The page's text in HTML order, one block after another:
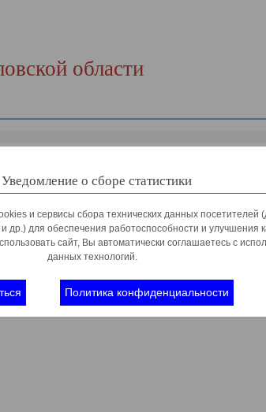
области
Уведомление о сборе статистики
и сервисы сбора технических данных посетителей
др.) для обеспечения работоспособности и улучшения
сайт, Вы автоматически соглашаетесь с
данных технологий.
Политика конфиденциальности